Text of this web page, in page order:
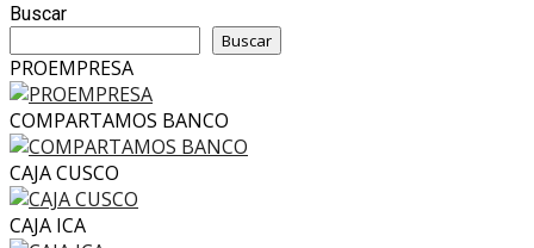
Buscar
Buscar
PROEMPRESA
COMPARTAMOS BANCO
CAJA CUSCO
CAJA ICA